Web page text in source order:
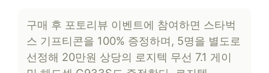
구매 후 포토리뷰 이벤트에 참여하면 스타벅
스 기프티콘을 100% 증정하며, 5명을 별도로
선정해 20만원 상당의 로지텍 무선 7.1 게이